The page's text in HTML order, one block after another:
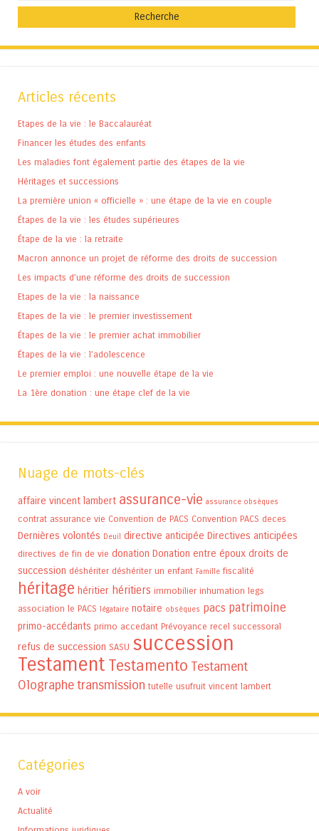
Articles récents
Etapes de la vie : le Baccalauréat
Financer les études des enfants
Les maladies font également partie des étapes de la vie
Héritages et successions
La première union « officielle » : une étape de la vie en couple
Étapes de la vie : les études supérieures
Étape de la vie : la retraite
Macron annonce un projet de réforme des droits de succession
Les impacts d’une réforme des droits de succession
Etapes de la vie : la naissance
Etapes de la vie : le premier investissement
Étapes de la vie : le premier achat immobilier
Étapes de la vie : l’adolescence
Le premier emploi : une nouvelle étape de la vie
La 1ère donation : une étape clef de la vie
Nuage de mots-clés
affaire vincent lambert assurance-vie assurance obsèques
contrat assurance vie Convention de PACS Convention PACS deces
Dernières volontés Deuil directive anticipée Directives anticipées
directives de fin de vie donation Donation entre époux droits de
succession déshériter déshériter un enfant Famille fiscalité
héritage héritier héritiers immobilier inhumation legs
association le PACS légataire notaire obsèques pacs patrimoine
primo-accédants primo accedant Prévoyance recel successoral
refus de succession SASU succession
Testament Testamento Testament
Olographetransmission tutelle usufruit vincent lambert
Catégories
A voir
Actualité